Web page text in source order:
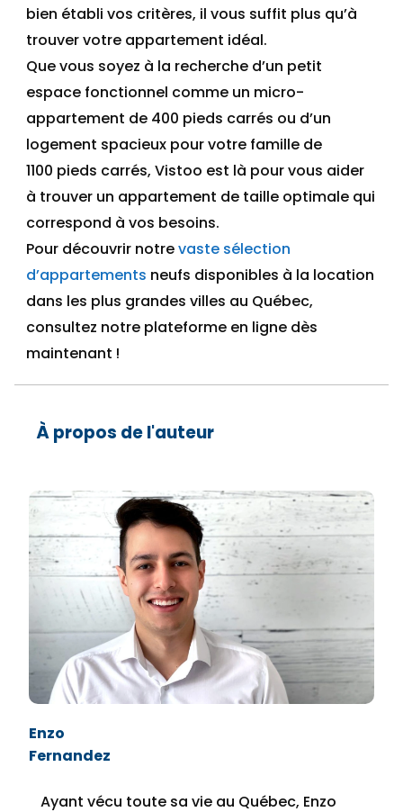
bien établi vos critères, il vous suffit plus qu’à
trouver votre appartement idéal.
Que vous soyez à la recherche d’un petit
espace fonctionnel comme un micro-
appartement de 400 pieds carrés ou d’un
logement spacieux pour votre famille de
1100 pieds carrés, Vistoo est là pourvous aider
à trouver un appartement de taille optimale qui
correspond à vos besoins.
Pour découvrir notrevaste sélection
d’appartements neufs disponibles à la location
dans les plus grandes villes au Québec,
consultez notre plateforme en ligne dès
maintenant !
À propos de l'auteur
Enzo
Fernandez
Ayant vécu toute sa vie au Québec, Enzo